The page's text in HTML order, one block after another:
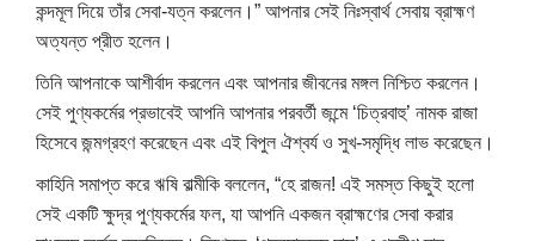
কন্দমূল দিয়ে তাঁর সেবা-যত্ন করলেন।” আপনার সেই নিঃস্বার্থ সেবায় ব্রাহ্মণ
অত্যন্ত প্রীত হলেন।
তিনি আপনাকে আশীর্বাদ করলেন এবং আপনার জীবনের মঙ্গল নিশ্চিত করলেন।
সেই পুণ্যকর্মের প্রভাবেই আপনি আপনার পরবর্তী জন্মে ‘চিত্রবাহু’ নামক রাজা
হিসেবে জন্মগ্রহণ করেছেন এবং এই বিপুল ঐশ্বর্য ও সুখ-সমৃদ্ধি লাভ করেছেন।
কাহিনি সমাপ্ত করে ঋষি বাল্মীকি বললেন, “হে রাজন! এই সমস্ত কিছুই হলো
সেই একটি ক্ষুদ্র পুণ্যকর্মের ফল, যা আপনি একজন ব্রাহ্মণের সেবা করার